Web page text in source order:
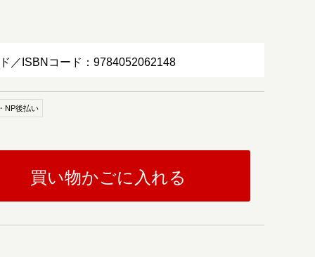
／ISBNコード：9784052062148
NP後払い
買い物かごに入れる